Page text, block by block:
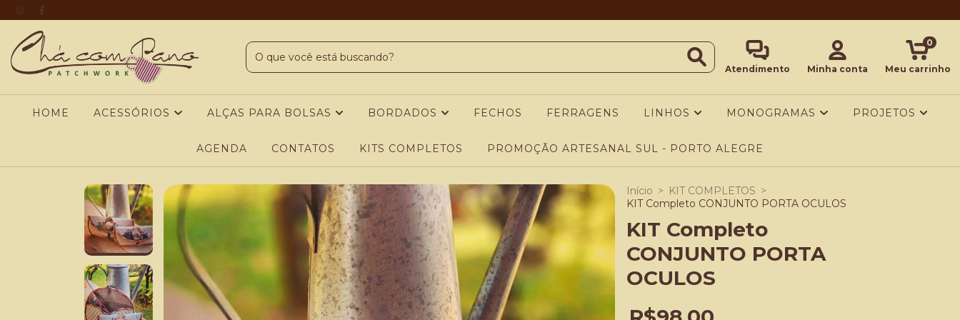
Atendimento Minha conta Meu carrinho
0
HOME ACESSÓRIOS ALÇAS PARA BOLSAS BORDADOS FECHOS FERRAGENS LINHOS MONOGRAMAS PROJETOS
AGENDA CONTATOS KITS COMPLETOS PROMOÇÃO ARTESANAL SUL - PORTO ALEGRE
Início > KIT COMPLETOS >
KIT Completo CONJUNTO PORTA OCULOS
KIT Completo
CONJUNTO PORTA
OCULOS